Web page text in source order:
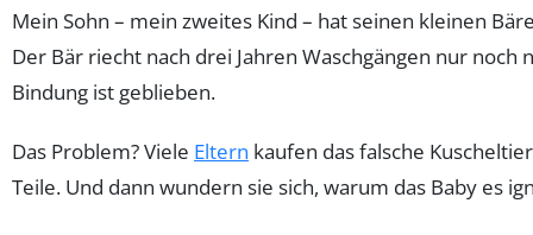
Mein Sohn – mein zweites Kind – hat seinen kleinen
Der Bär riecht nach drei Jahren Waschgängen nur noch
Bindung ist geblieben.
Das Problem? Viele Eltern kaufen das falsche
Teile. Und dann wundern sie sich, warum das Baby es